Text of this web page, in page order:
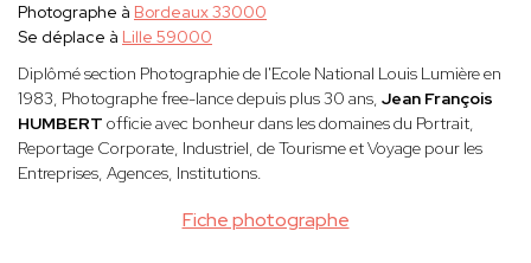
Fiche photographe
Photographe à Bordeaux 33000
Se déplace à Lille 59000
Diplômé section Photographie de l'Ecole National Louis Lumière en
1983, Photographe free-lance depuis plus 30 ans, Jean François
HUMBERT officie avec bonheur dans les domaines du Portrait,
Reportage Corporate, Industriel, de Tourisme et Voyage pour les
Entreprises, Agences, Institutions.